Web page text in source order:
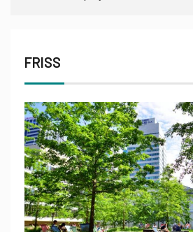
FRISS